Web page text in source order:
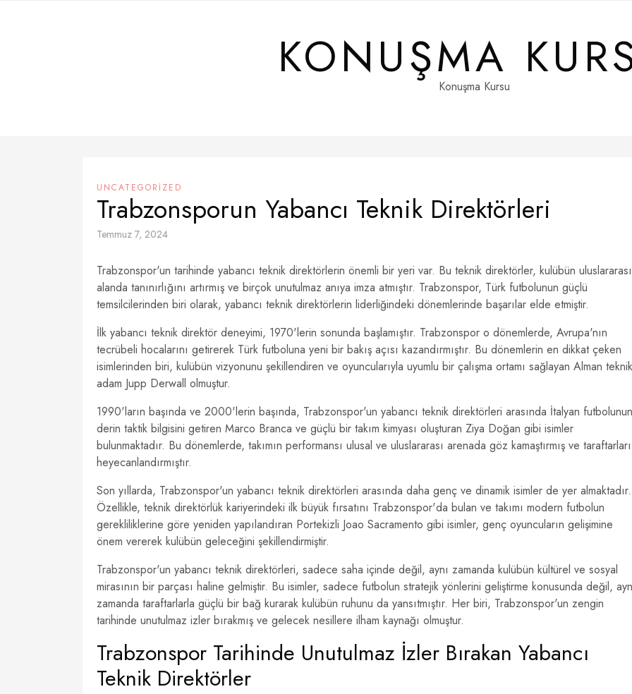
KONUŞMA
Konuşma Kursu
UNCATEGORIZED
Trabzonsporun Yabancı Teknik Direktörleri
Temmuz 7, 2024
Trabzonspor'un tarihinde yabancı teknik direktörlerin önemli bir yeri var. Bu teknik direktörler, kulübün uluslararası
alanda tanınırlığını artırmış ve birçok unutulmaz anıya imza atmıştır. Trabzonspor, Türk futbolunun güçlü
temsilcilerinden biri olarak, yabancı teknik direktörlerin liderliğindeki dönemlerinde başarılar elde etmiştir.
İlk yabancı teknik direktör deneyimi, 1970'lerin sonunda başlamıştır. Trabzonspor o dönemlerde, Avrupa'nın
tecrübeli hocalarını getirerek Türk futboluna yeni bir bakış açısı kazandırmıştır. Bu dönemlerin en dikkat çeken
isimlerinden biri, kulübün vizyonunu şekillendiren ve oyuncularıyla uyumlu bir çalışma ortamı sağlayan Alman teknik
adam Jupp Derwall olmuştur.
1990'ların başında ve 2000'lerin başında, Trabzonspor'un yabancı teknik direktörleri arasında İtalyan futbolunun
derin taktik bilgisini getiren Marco Branca ve güçlü bir takım kimyası oluşturan Ziya Doğan gibi isimler
bulunmaktadır. Bu dönemlerde, takımın performansı ulusal ve uluslararası arenada göz kamaştırmış ve taraftarları
heyecanlandırmıştır.
Son yıllarda, Trabzonspor'un yabancı teknik direktörleri arasında daha genç ve dinamik isimler de yer almaktadır.
Özellikle, teknik direktörlük kariyerindeki ilk büyük fırsatını Trabzonspor'da bulan ve takımı modern futbolun
gerekliliklerine göre yeniden yapılandıran Portekizli Joao Sacramento gibi isimler, genç oyuncuların gelişimine
önem vererek kulübün geleceğini şekillendirmiştir.
Trabzonspor'un yabancı teknik direktörleri, sadece saha içinde değil, aynı zamanda kulübün kültürel ve sosyal
mirasının bir parçası haline gelmiştir. Bu isimler, sadece futbolun stratejik yönlerini geliştirme konusunda değil,
zamanda taraftarlarla güçlü bir bağ kurarak kulübün ruhunu da yansıtmıştır. Her biri, Trabzonspor'un zengin
tarihinde unutulmaz izler bırakmış ve gelecek nesillere ilham kaynağı olmuştur.
Trabzonspor Tarihinde Unutulmaz İzler Bırakan Yabancı
Teknik Direktörler